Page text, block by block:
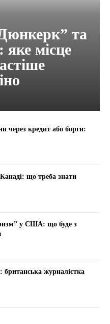
та
місце
через кредит або борги:
що треба знати
у США: що буде з
журналістка